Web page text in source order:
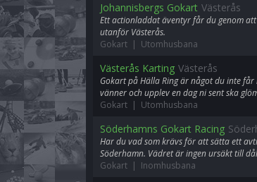
Johannisbergs Gokart Västerås
Ett actionladdat äventyr får du genom
utanför Västerås.
Gokart | Utomhusbana
Västerås Karting Västerås
Gokart på Hälla Ring är något du inte får
vänner och upplev en dag ni sent ska
Gokart | Utomhusbana
Söderhamns Gokart Racing
Har du vad som krävs för att sätta ett
Söderhamn. Vädret är ingen ursäkt till
Gokart | Inomhusbana